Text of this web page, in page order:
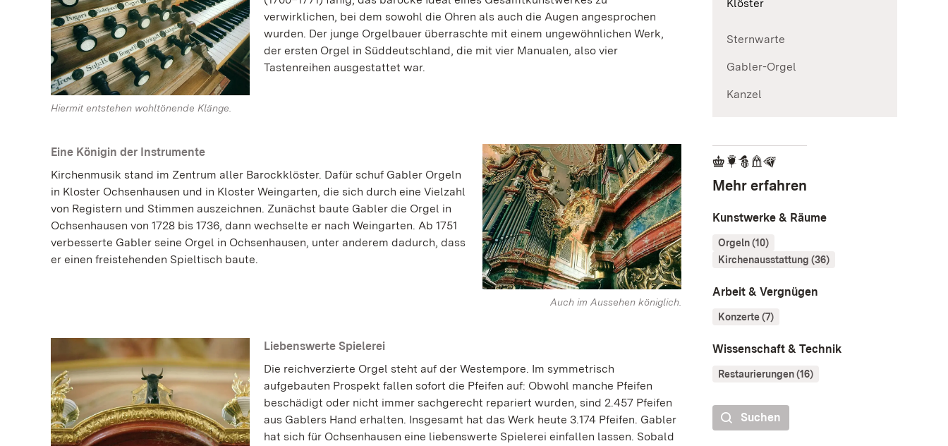
Hiermit entstehen wohltönende Klänge.
verwirklichen, bei dem sowohl die Ohren als auch die Augen angesprochen
wurden. Der junge Orgelbauer überraschte mit einem ungewöhnlichen Werk,
der ersten Orgel in Süddeutschland, die mit vier Manualen, also vier
Tastenreihen ausgestattet war.
Auch im Aussehen königlich.
Eine Königin der Instrumente
Kirchenmusik stand im Zentrum aller Barockklöster. Dafür schuf Gabler Orgeln
in Kloster Ochsenhausen und in Kloster Weingarten, die sich durch eine Vielzahl
von Registern und Stimmen auszeichnen. Zunächst baute Gabler die Orgel in
Ochsenhausen von 1728 bis 1736, dann wechselte er nach Weingarten. Ab 1751
verbesserte Gabler seine Orgel in Ochsenhausen, unter anderem dadurch, dass
er einen freistehenden Spieltisch baute.
Liebenswerte Spielerei
Die reichverzierte Orgel steht auf der Westempore. Im symmetrisch
aufgebauten Prospekt fallen sofort die Pfeifen auf: Obwohl manche Pfeifen
beschädigt oder nicht immer sachgerecht repariert wurden, sind 2.457 Pfeifen
aus Gablers Hand erhalten. Insgesamt hat das Werk heute 3.174 Pfeifen. Gabler
hat sich für Ochsenhausen eine liebenswerte Spielerei einfallen lassen. Sobald
Klöster
Sternwarte
Gabler-Orgel
Kanzel
Mehr erfahren
Kunstwerke & Räume
Orgeln (10)
Kirchenausstattung (36)
Arbeit & Vergnügen
Konzerte (7)
Wissenschaft & Technik
Restaurierungen (16)
Suchen